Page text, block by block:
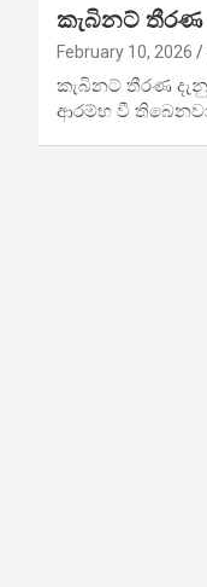
කැබිනට් තීරණ
February 10, 2026
කැබිනට් තීරණ
ආරම්භ වී